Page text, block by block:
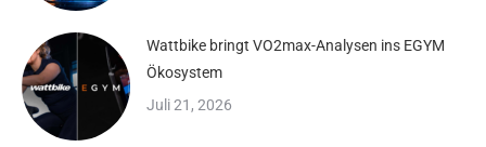
Wattbike bringt VO2max-Analysen ins EGYM
Ökosystem
Juli 21, 2026